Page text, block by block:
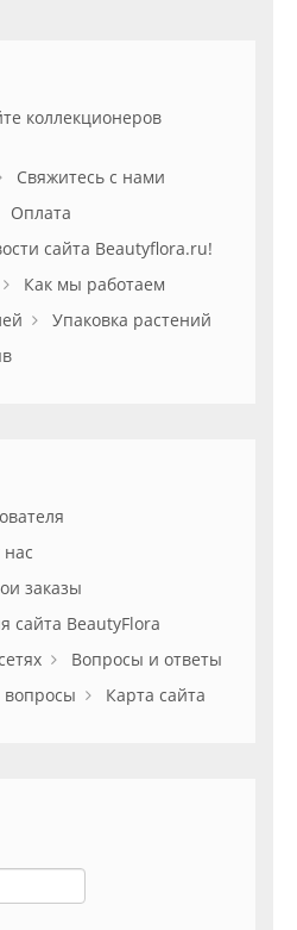
коллекционеров
Свяжитесь с нами
Оплата
сайта Beautyflora.ru!
Как мы работаем
Упаковка растений
заказы
сайта BeautyFlora
Вопросы и ответы
вопросы
Карта сайта